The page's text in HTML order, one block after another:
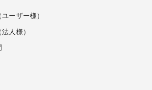
ーザー様）
人様）